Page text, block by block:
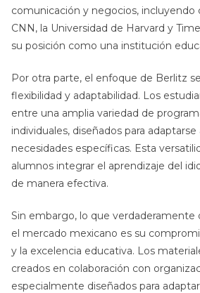
comunicación y negocios, incluyendo
CNN, la Universidad de Harvard y
su posición como una institución
Por otra parte, el enfoque de Berlitz
flexibilidad y adaptabilidad. Los
entre una amplia variedad de
individuales, diseñados para
necesidades específicas. Esta
alumnos integrar el aprendizaje del
de manera efectiva.
Sin embargo, lo que verdaderamente
el mercado mexicano es su
y la excelencia educativa. Los
creados en colaboración con
especialmente diseñados para